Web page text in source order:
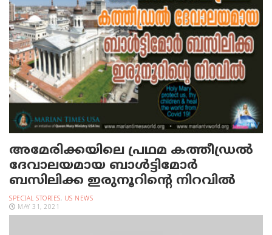
അമേരിക്കയിലെ പ്രഥമ കത്തീഡ്രല്‍
ദേവാലയമായ ബാള്‍ട്ടിമോര്‍
ബസിലിക്ക ഇരുനൂറിന്റെ നിറവില്‍
SPECIAL STORIES, US NEWS
MAY 31, 2021